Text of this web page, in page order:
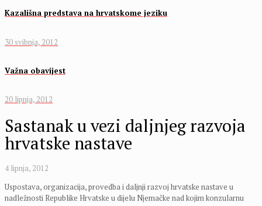
Kazališna predstava na hrvatskome jeziku
30 svibnja, 2012
Važna obavijest
20 lipnja, 2012
Sastanak u vezi daljnjeg razvoja
hrvatske nastave
4 lipnja, 2012
Uspostava, organizacija, provedba i daljnji razvoj hrvatske nastave u
nadležnosti Republike Hrvatske u dijelu Njemačke nad kojim konzularnu